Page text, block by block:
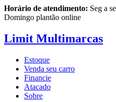
Horário de atendimento: Seg a
Domingo plantão online
Limit Multimarcas
Estoque
Venda seu carro
Financie
Atacado
Sobre